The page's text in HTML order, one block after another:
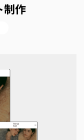
制作